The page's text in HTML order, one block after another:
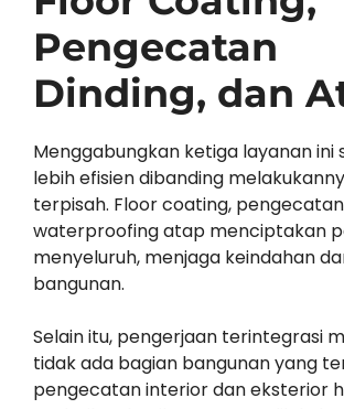
Pengecatan
Dinding, dan
Menggabungkan ketiga layanan ini
lebih efisien dibanding
terpisah. Floor coating,
waterproofing atap menciptakan
menyeluruh, menjaga keindahan
bangunan.
Selain itu, pengerjaan terintegrasi
tidak ada bagian bangunan yang
pengecatan interior dan eksterior